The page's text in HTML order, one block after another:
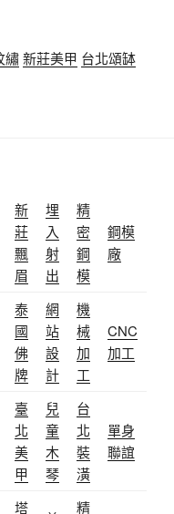
繡新莊美甲 台北頌缽
新
莊
飄
眉
埋
入
射
出
精
密
鋼
模
鋼模
廠
泰
國
佛
牌
網
站
設
計
機
械
加
工
CNC
加工
臺
北
美
甲
兒
童
木
琴
台
北
裝
潢
單身
聯誼
塔 精